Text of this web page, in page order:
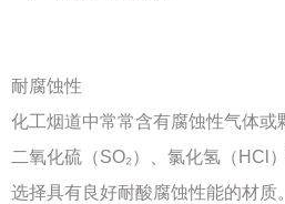
耐腐蚀性
化工烟道中常常含有腐蚀性气体或
二氧化硫（SO₂）、氯化氢（HCl
选择具有良好耐酸腐蚀性能的材质